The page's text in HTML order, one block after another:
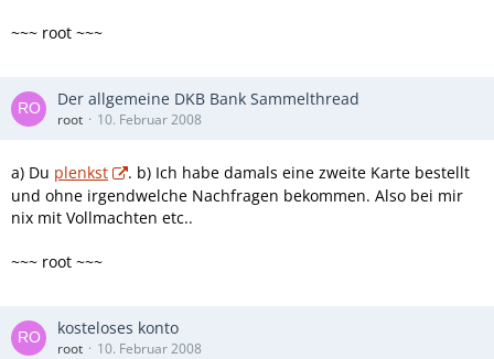
~~~ root ~~~
Der allgemeine DKB Bank Sammelthread
root 10. Februar 2008
a) Du plenkst
. b) Ich habe damals eine zweite Karte bestellt
und ohne irgendwelche Nachfragen bekommen. Also bei mir
nix mit Vollmachten etc..
~~~ root ~~~
kosteloses konto
root 10. Februar 2008